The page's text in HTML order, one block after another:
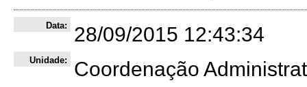
Data: 28/09/2015 12:43:34
Unidade:
Coordenação